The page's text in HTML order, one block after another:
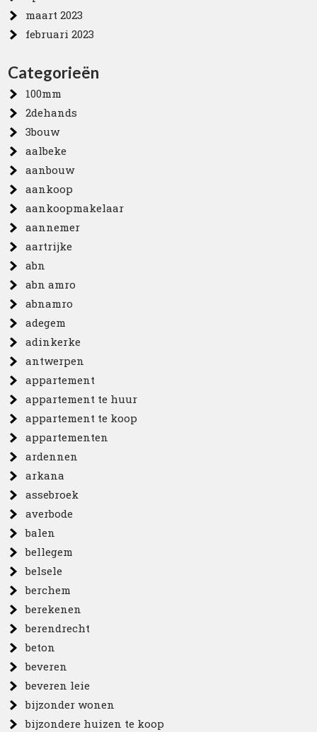
maart 2023
februari 2023
Categorieën
100mm
2dehands
3bouw
aalbeke
aanbouw
aankoop
aankoopmakelaar
aannemer
aartrijke
abn
abn amro
abnamro
adegem
adinkerke
antwerpen
appartement
appartement te huur
appartement te koop
appartementen
ardennen
arkana
assebroek
averbode
balen
bellegem
belsele
berchem
berekenen
berendrecht
beton
beveren
beveren leie
bijzonder wonen
bijzondere huizen te koop